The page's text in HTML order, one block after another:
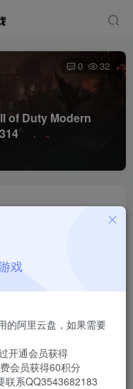
of Duty Modern
0 32
登录购买
64.81 GB
戏
的阿里云盘，如果需要
开通会员获得
会员获得60积分
联系QQ3543682183